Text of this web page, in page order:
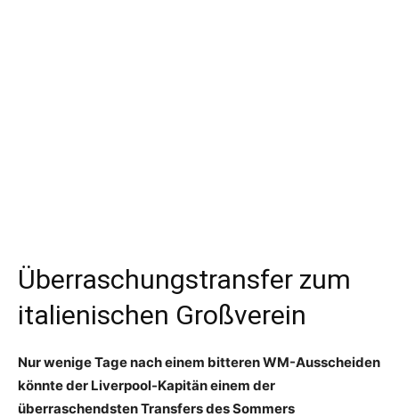
Überraschungstransfer zum
italienischen Großverein
Nur wenige Tage nach einem bitteren WM-Ausscheiden
könnte der Liverpool-Kapitän einem der
überraschendsten Transfers des Sommers